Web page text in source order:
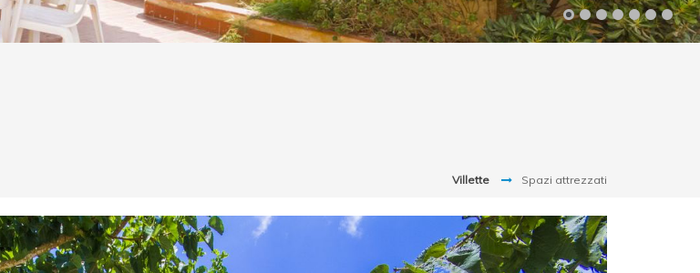
Villette Spazi attrezzati